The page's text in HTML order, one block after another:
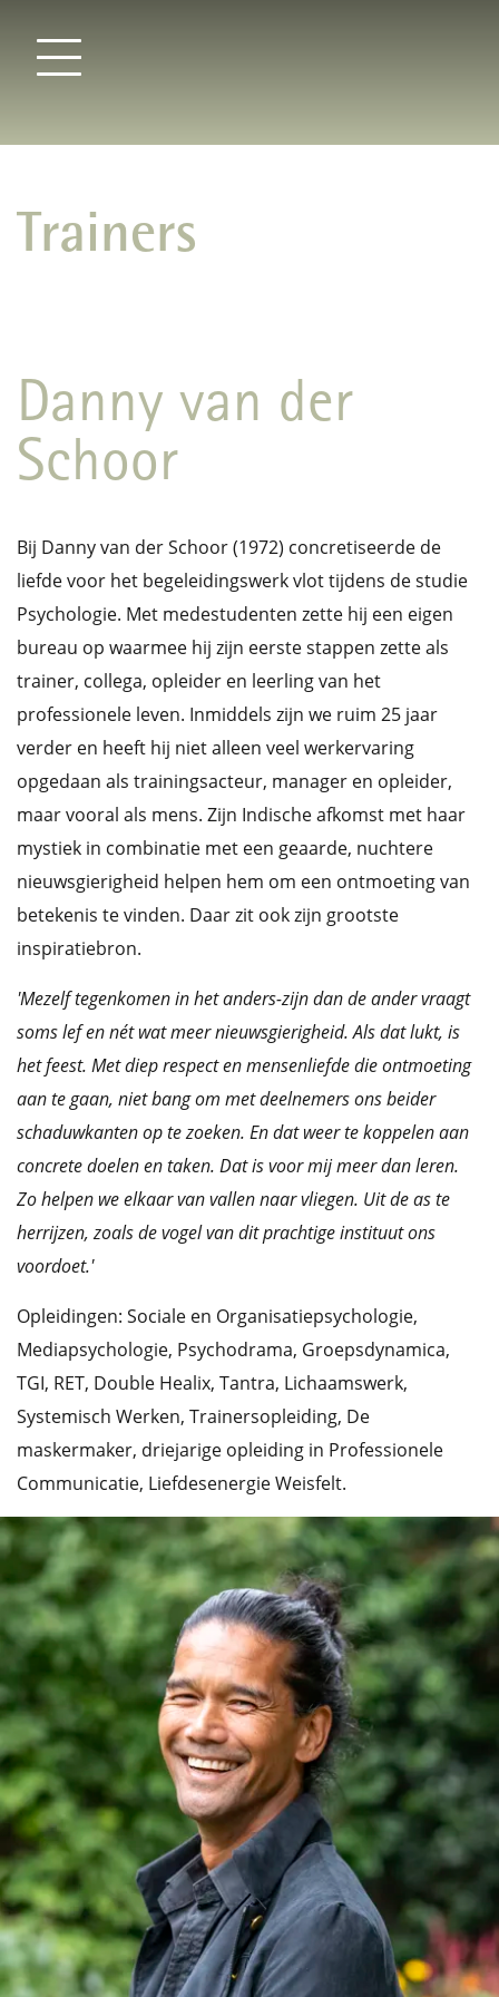
Trainers
Danny van der
Schoor
Bij Danny van der Schoor (1972) concretiseerde de
liefde voor het begeleidingswerk vlot tijdens de studie
Psychologie. Met medestudenten zette hij een eigen
bureau op waarmee hij zijn eerste stappen zette als
trainer, collega, opleider en leerling van het
professionele leven. Inmiddels zijn we ruim 25 jaar
verder en heeft hij niet alleen veel werkervaring
opgedaan als trainingsacteur, manager en opleider,
maar vooral als mens. Zijn Indische afkomst met haar
mystiek in combinatie met een geaarde, nuchtere
nieuwsgierigheid helpen hem om een ontmoeting van
betekenis te vinden. Daar zit ook zijn grootste
inspiratiebron.
'Mezelf tegenkomen in het anders-zijn dan de ander vraagt
soms lef en nét wat meer nieuwsgierigheid. Als dat lukt, is
het feest. Met diep respect en mensenliefde die ontmoeting
aan te gaan, niet bang om met deelnemers ons beider
schaduwkanten op te zoeken. En dat weer te koppelen aan
concrete doelen en taken. Dat is voor mij meer dan leren.
Zo helpen we elkaar van vallen naar vliegen. Uit de as te
herrijzen, zoals de vogel van dit prachtige instituut ons
voordoet.'
Opleidingen: Sociale en Organisatiepsychologie,
Mediapsychologie, Psychodrama, Groepsdynamica,
TGI, RET, Double Healix, Tantra, Lichaamswerk,
Systemisch Werken, Trainersopleiding, De
maskermaker, driejarige opleiding in Professionele
Communicatie, Liefdesenergie Weisfelt.